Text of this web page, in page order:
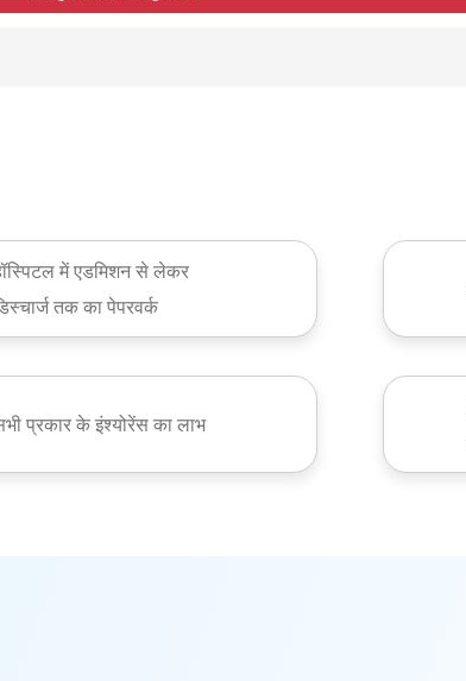
में एडमिशन से लेकर
तक का पेपरवर्क
प्रकार के इंश्योरेंस का लाभ